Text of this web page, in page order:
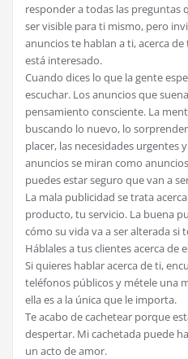
responder a todas las preguntas
ser visible para ti mismo, pero
anuncios te hablan a ti, acerca
está interesado.
Cuando dices lo que la gente
escuchar. Los anuncios que
pensamiento consciente. La
buscando lo nuevo, lo
placer, las necesidades urgentes
anuncios se miran como
puedes estar seguro que van a
La mala publicidad se trata
producto, tu servicio. La buena
cómo su vida va a ser alterada si
Háblales a tus clientes acerca de
Si quieres hablar acerca de ti,
teléfonos públicos y métele una
ella es a la única que le importa.
Te acabo de cachetear porque
despertar. Mi cachetada puede
un acto de amor.